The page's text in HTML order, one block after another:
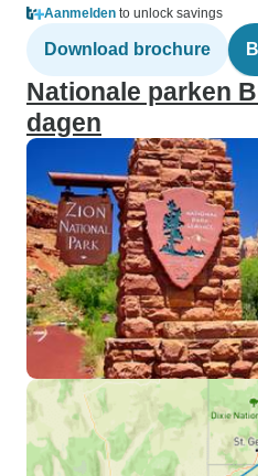
Aanmelden to unlock savings
Download brochure
Nationale parken
dagen